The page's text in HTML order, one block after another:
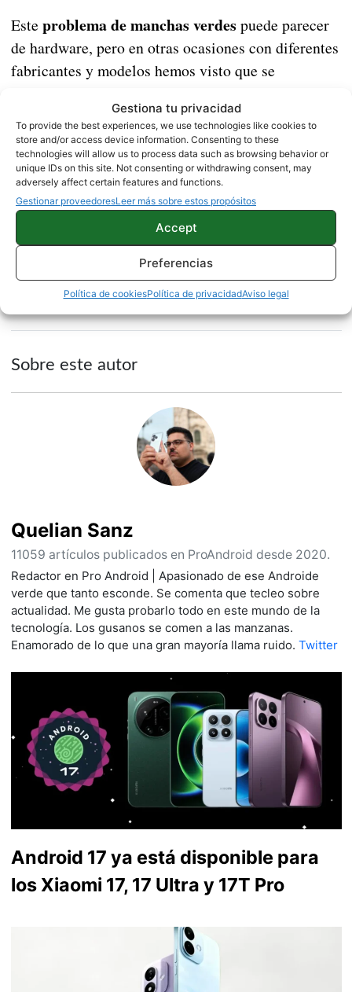
Gestiona tu privacidad
To provide the best experiences, we use technologies like cookies to
store and/or access device information. Consenting to these
technologies will allow us to process data such as browsing behavior or
unique IDs on this site. Not consenting or withdrawing consent, may
adversely affect certain features and functions.
Gestionar proveedoresLeer más sobre estos propósitos
Accept
Preferencias
Política de cookiesPolítica de privacidadAviso legal
Este problema de manchas verdes puede parecer
de hardware, pero en otras ocasiones con diferentes
fabricantes y modelos hemos visto que se
uno de los afectados te recomendamos esperar,
incluso si tienes este problema en unmóvil de
Xiaomidiferente. La OTA parece estar en camino
para dar solución a las manchas verdes en la
pantalla.
Fuente
Vía
NOTICIAS XIAOMI
Sobre este autor
Quelian Sanz
11059 artículos publicados en ProAndroid desde 2020.
Redactor en Pro Android | Apasionado de ese Androide
verde que tanto esconde. Se comenta que tecleo sobre
actualidad. Me gusta probarlo todo en este mundo de la
tecnología. Los gusanos se comen a las manzanas.
Enamorado de lo que una gran mayoría llama ruido. Twitter
Android 17 ya está disponible para
los Xiaomi 17, 17 Ultra y 17T Pro